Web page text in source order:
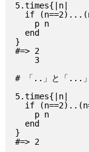
5.times{|n|
if
    p n
  end
}
#=> 2
    3
# 「..」と「...」
5.times{|n|
if
    p n
  end
}
#=> 2